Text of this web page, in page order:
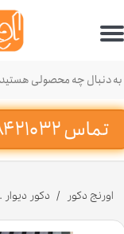
تماس ۳۲ ۲۱۰ ۲۸۴-۰۲۱‌
حساب کاربری من
تغییر گذر واژه
سفارشات
خروج از حساب کاربری
اورنج دکور دکور دیوار